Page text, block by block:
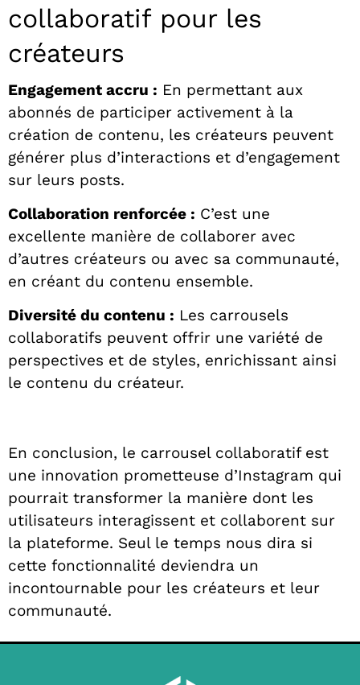
collaboratif pour les
créateurs
Engagement accru : En permettant aux
abonnés de participer activement à la
création de contenu, les créateurs peuvent
générer plus d’interactions et d’engagement
sur leurs posts.
Collaboration renforcée : C’est une
excellente manière de collaborer avec
d’autres créateurs ou avec sa communauté,
en créant du contenu ensemble.
Diversité du contenu : Les carrousels
collaboratifs peuvent offrir une variété de
perspectives et de styles, enrichissant ainsi
le contenu du créateur.
En conclusion, le carrousel collaboratif est
une innovation prometteuse d’Instagram qui
pourrait transformer la manière dont les
utilisateurs interagissent et collaborent sur
la plateforme. Seul le temps nous dira si
cette fonctionnalité deviendra un
incontournable pour les créateurs et leur
communauté.